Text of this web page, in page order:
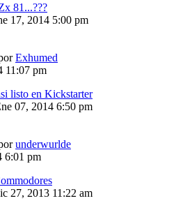
81...???
17, 2014 5:00 pm
Exhumed
11:07 pm
listo en Kickstarter
07, 2014 6:50 pm
underwurlde
6:01 pm
27, 2013 11:22 am